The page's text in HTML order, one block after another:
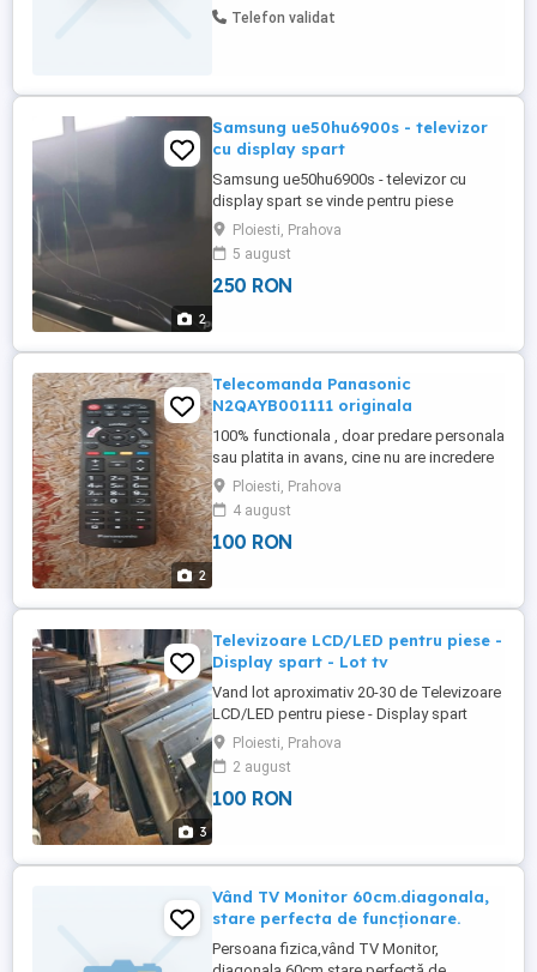
Telefon validat
2
Samsung ue50hu6900s - televizor
cu display spart
Samsung ue50hu6900s - televizor cu
display spart se vinde pentru piese
Ploiesti, Prahova
5 august
250 RON
2
Telecomanda Panasonic
N2QAYB001111 originala
100% functionala , doar predare personala
sau platita in avans, cine nu are incredere
sa nu deranjeze inutil , ms pretul afisat nu
suporta negociere
Ploiesti, Prahova
4 august
100 RON
3
Televizoare LCD/LED pentru piese -
Display spart - Lot tv
Vand lot aproximativ 20-30 de Televizoare
LCD/LED pentru piese - Display spart
televizoarele au displayurile sparte. Se
vand pentru piese. Majoritatea sunt
complete Pret negociabil. Mai multe detalii
la fata locului pret de la 50 lei buc in
Ploiesti, Prahova
2 august
100 RON
Vând TV Monitor 60cm.diagonala,
stare perfecta de funcționare.
Persoana fizica,vând TV Monitor,